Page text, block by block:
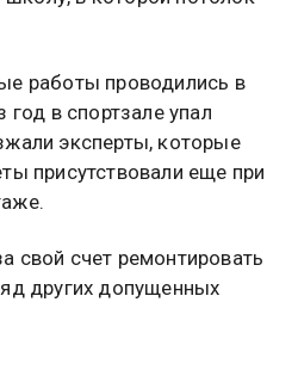
работы проводились в
год в спортзале упал
эксперты, которые
присутствовали еще при
свой счет ремонтировать
других допущенных